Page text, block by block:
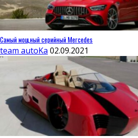
Самый мощный серийный Mercedes
team autoKa 02.09.2021